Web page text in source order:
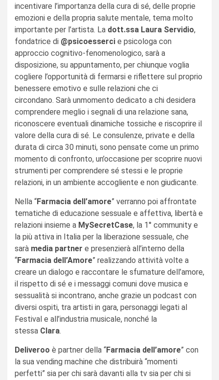
incentivare l’importanza della cura di sé, delle proprie
emozioni e della propria salute mentale, tema molto
importante per l’artista. La dott.ssa Laura Servidio,
fondatrice di @psicoesserci e psicologa con
approccio cognitivo-fenomenologico, sarà a
disposizione, su appuntamento, per chiunque voglia
cogliere l’opportunità di fermarsi e riflettere sul proprio
benessere emotivo e sulle relazioni che ci
circondano. Sarà unmomento dedicato a chi desidera
comprendere meglio i segnali di una relazione sana,
riconoscere eventuali dinamiche tossiche e riscoprire il
valore della cura di sé. Le consulenze, private e della
durata di circa 30 minuti, sono pensate come un primo
momento di confronto, un’occasione per scoprire nuovi
strumenti per comprendere sé stessi e le proprie
relazioni, in un ambiente accogliente e non giudicante.
Nella “Farmacia dell’amore” verranno poi affrontate
tematiche di educazione sessuale e affettiva, libertà e
relazioni insieme a MySecretCase, la 1° community e
la più attiva in Italia per la liberazione sessuale, che
sarà media partner e presenzierà all’interno della
“Farmacia dell’Amore” realizzando attività volte a
creare un dialogo e raccontare le sfumature dell’amore,
il rispetto di sé e i messaggi comuni dove musica e
sessualità si incontrano, anche grazie un podcast con
diversi ospiti, tra artisti in gara, personaggi legati al
Festival e all’industria musicale, nonché la
stessa Clara.
Deliveroo è partner della “Farmacia dell’amore” con
la sua vending machine che distribuirà “momenti
perfetti” sia per chi sarà davanti alla tv sia per chi si